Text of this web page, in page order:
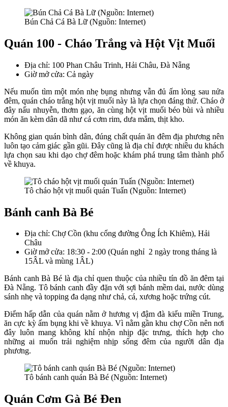
Bún Chả Cá Bà Lữ (Nguồn: Internet)
Quán 100 - Cháo Trắng và Hột Vịt Muối
Địa chỉ: 100 Phan Châu Trinh, Hải Châu, Đà Nẵng
Giờ mở cửa: Cả ngày
Nếu muốn tìm một món nhẹ bụng nhưng vẫn đủ ấm lòng sau nửa
đêm, quán cháo trắng hột vịt muối này là lựa chọn đáng thử. Cháo ở
đây nấu nhuyễn, thơm gạo, ăn cùng hột vịt muối béo bùi và nhiều
món ăn kèm dân dã như cá cơm rim, dưa mắm, thịt kho.
Không gian quán bình dân, đúng chất quán ăn đêm địa phương nên
luôn tạo cảm giác gần gũi. Đây cũng là địa chỉ được nhiều du khách
lựa chọn sau khi dạo chợ đêm hoặc khám phá trung tâm thành phố
về khuya.
Tô cháo hột vịt muối quán Tuấn (Nguồn: Internet)
Bánh canh Bà Bé
Địa chỉ: Chợ Cồn (khu cổng đường Ông Ích Khiêm), Hải
Châu
Giờ mở cửa: 18:30 - 2:00 (Quán nghỉ 2 ngày trong tháng là
15ÂL và mùng 1ÂL)
Bánh canh Bà Bé là địa chỉ quen thuộc của nhiều tín đồ ăn đêm tại
Đà Nẵng. Tô bánh canh đầy đặn với sợi bánh mềm dai, nước dùng
sánh nhẹ và topping đa dạng như chả, cá, xương hoặc trứng cút.
Điểm hấp dẫn của quán nằm ở hương vị đậm đà kiểu miền Trung,
ăn cực kỳ ấm bụng khi về khuya. Vì nằm gần khu chợ Cồn nên nơi
đây luôn mang không khí nhộn nhịp đặc trưng, thích hợp cho
những ai muốn trải nghiệm nhịp sống đêm của người dân địa
phương.
Tô bánh canh quán Bà Bé (Nguồn: Internet)
Quán Cơm Gà Bé Đen